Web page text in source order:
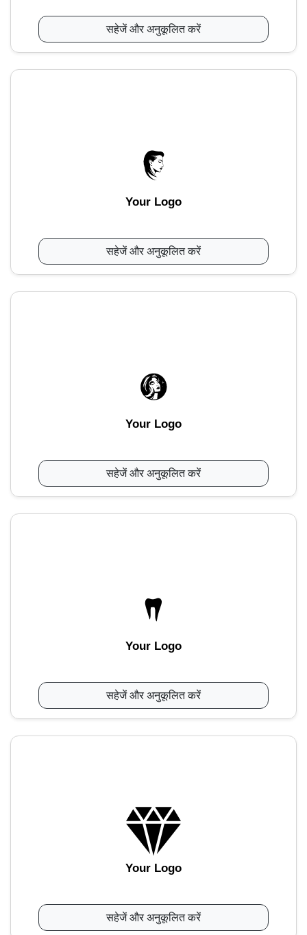
सहेजें और अनुकूलित करें
Your Logo
सहेजें और अनुकूलित करें
Your Logo
सहेजें और अनुकूलित करें
Your Logo
सहेजें और अनुकूलित करें
Your Logo
सहेजें और अनुकूलित करें